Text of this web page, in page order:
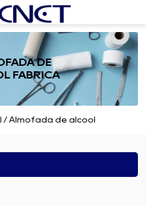
DE
FÁBRICA
/ Almofada de álcool